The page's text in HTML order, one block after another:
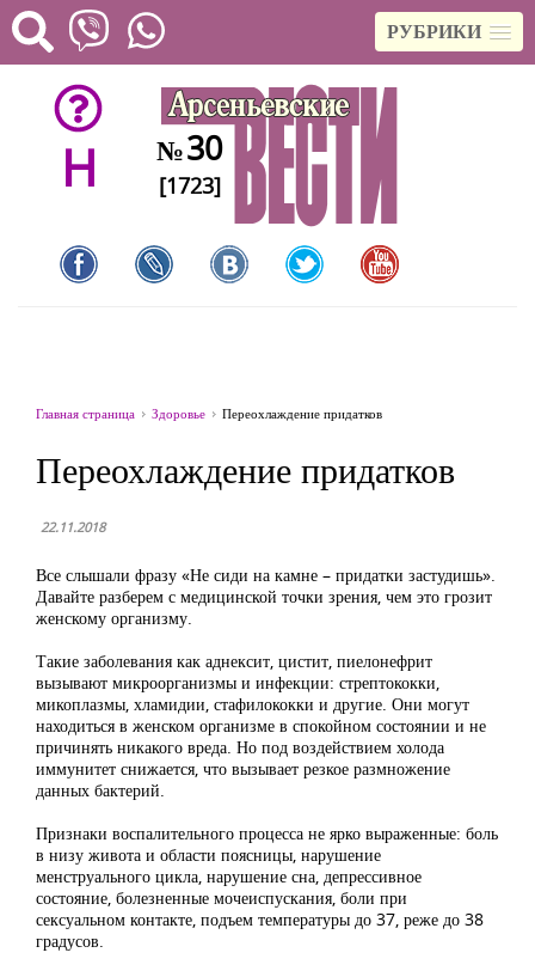
РУБРИКИ
H №30
[1723]
Главная страница Здоровье Переохлаждение придатков
Переохлаждение придатков
22.11.2018
Все слышали фразу «Не сиди на камне – придатки застудишь».
Давайте разберем с медицинской точки зрения, чем это грозит
женскому организму.
Такие заболевания как аднексит, цистит, пиелонефрит
вызывают микроорганизмы и инфекции: стрептококки,
микоплазмы, хламидии, стафилококки и другие. Они могут
находиться в женском организме в спокойном состоянии и не
причинять никакого вреда. Но под воздействием холода
иммунитет снижается, что вызывает резкое размножение
данных бактерий.
Признаки воспалительного процесса не ярко выраженные: боль
в низу живота и области поясницы, нарушение
менструального цикла, нарушение сна, депрессивное
состояние, болезненные мочеиспускания, боли при
сексуальном контакте, подъем температуры до 37, реже до 38
градусов.